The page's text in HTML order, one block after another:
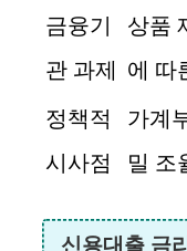
금융기
관 과제
상품
에 따
정책적
시사점
가계
밀 조
신용대출 금